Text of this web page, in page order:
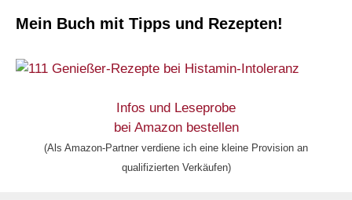
Mein Buch mit Tipps und Rezepten!
Infos und Leseprobe
bei Amazon bestellen
(Als Amazon-Partner verdiene ich eine kleine Provision an
qualifizierten Verkäufen)